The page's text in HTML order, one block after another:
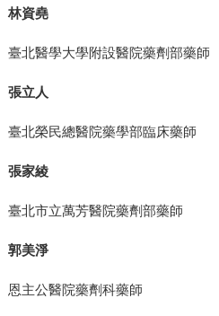
林資堯
臺北醫學大學附設醫院藥劑部藥師
張立人
臺北榮民總醫院藥學部臨床藥師
張家綾
臺北市立萬芳醫院藥劑部藥師
郭美淨
恩主公醫院藥劑科藥師